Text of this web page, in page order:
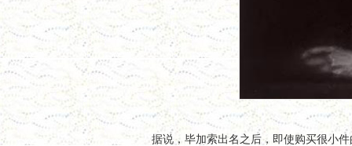
据说，毕加索出名之后，即使购买很小件